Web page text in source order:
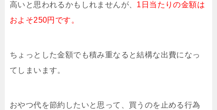
高いと思われるかもしれませんが、 1日当たりの金額は
およそ250円です。
ちょっとした金額でも積み重なると結構な出費になっ
てしまいます。
おやつ代を節約したいと思って、買うのを止める行為